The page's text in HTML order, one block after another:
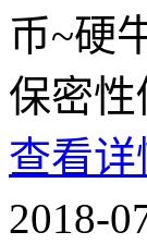
币~硬
保密
查看详
2018-